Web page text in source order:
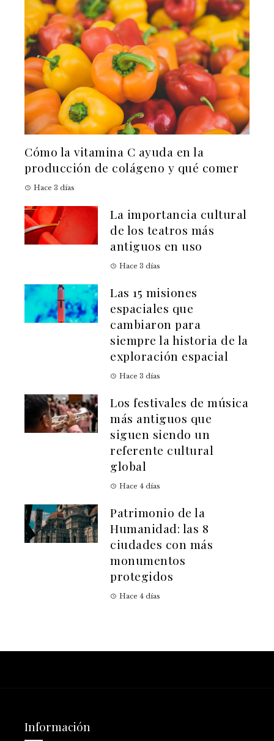
Cómo la vitamina C ayuda en la
producción de colágeno y qué comer
Hace 3 días
La importancia cultural
de los teatros más
antiguos en uso
Hace 3 días
Las 15 misiones
espaciales que
cambiaron para
siempre la historia de la
exploración espacial
Hace 3 días
Los festivales de música
más antiguos que
siguen siendo un
referente cultural
global
Hace 4 días
Patrimonio de la
Humanidad: las 8
ciudades con más
monumentos
protegidos
Hace 4 días
Información